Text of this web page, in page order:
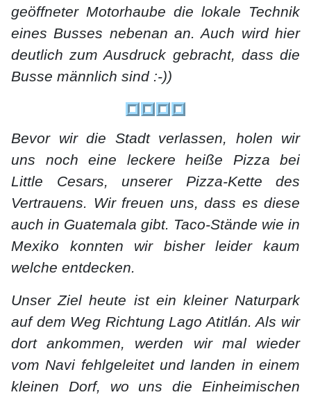
geöffneter Motorhaube die lokale Technik
eines Busses nebenan an. Auch wird hier
deutlich zum Ausdruck gebracht, dass die
Busse männlich sind :-))
Bevor wir die Stadt verlassen, holen wir
uns noch eine leckere heiße Pizza bei
Little Cesars, unserer Pizza-Kette des
Vertrauens. Wir freuen uns, dass es diese
auch in Guatemala gibt. Taco-Stände wie in
Mexiko konnten wir bisher leider kaum
welche entdecken.
Unser Ziel heute ist ein kleiner Naturpark
auf dem Weg Richtung Lago Atitlán. Als wir
dort ankommen, werden wir mal wieder
vom Navi fehlgeleitet und landen in einem
kleinen Dorf, wo uns die Einheimischen